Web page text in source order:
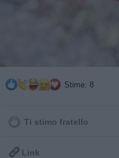
Stime: 8
Ti stimo fratello
 Link